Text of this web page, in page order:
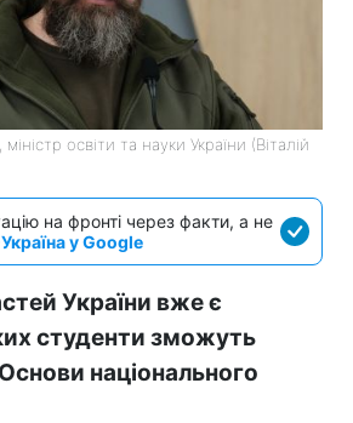
освіти та науки України (Віталій
на фронті через факти, а не
у Google
України вже є
студенти зможуть
національного